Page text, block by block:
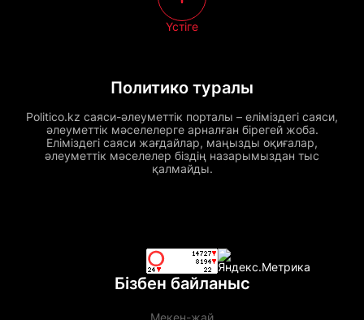
Политико туралы
Politico.kz саяси-әлеуметтік порталы – еліміздегі саяси,
әлеуметтік мәселелерге арналған бірегей жоба.
Еліміздегі саяси жағдайлар, маңызды оқиғалар,
әлеуметтік мәселелер біздің назарымыздан тыс
қалмайды.
Үстіге
Бізбен байланыс
Мекен-жай